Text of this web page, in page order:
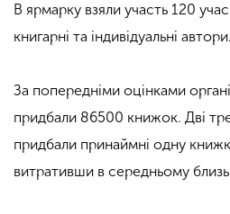
В ярмарку взяли участь 120
книгарні та індивідуальні автори.
За попередніми оцінками
придбали 86500 книжок. Дві
придбали принаймні одну
витративши в середньому